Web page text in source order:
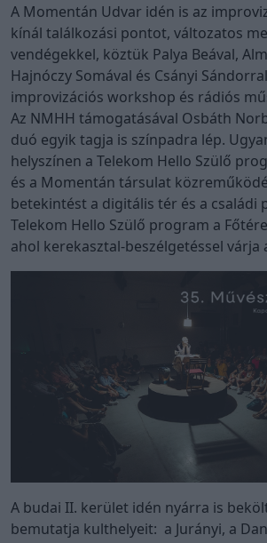
A Momentán Udvar idén is az
kínál találkozási pontot, változatos
vendégekkel, köztük Palya Beával,
Hajnóczy Somával és Csányi
improvizációs workshop és rádiós
Az NMHH támogatásával Osbáth
duó egyik tagja is színpadra lép.
helyszínen a Telekom Hello Szülő
és a Momentán társulat
betekintést a digitális tér és a családi
Telekom Hello Szülő program a
ahol kerekasztal-beszélgetéssel várja
A budai II. kerület idén nyárra is
bemutatja kulthelyeit: a Jurányi, a